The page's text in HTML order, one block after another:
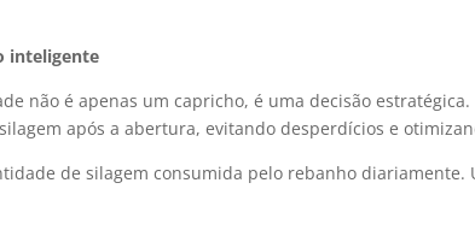
inteligente
não é apenas um capricho, é uma decisão
após a abertura, evitando desperdícios e
de silagem consumida pelo rebanho